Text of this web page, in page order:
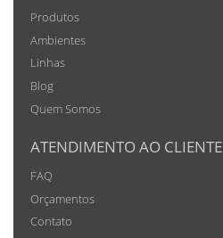
Produtos
Ambientes
Linhas
Blog
Quem Somos
ATENDIMENTO AO CLIENTE
FAQ
Orçamentos
Contato